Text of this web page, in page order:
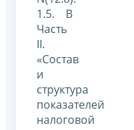
1.5. В
Часть
II.
«Состав
и
структура
показателей
налоговой